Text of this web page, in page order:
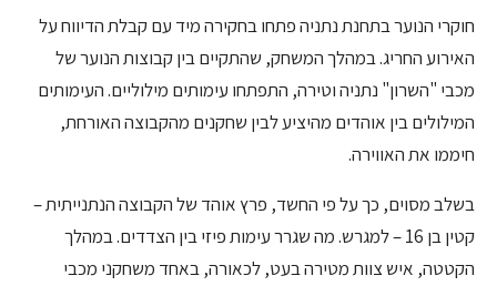
חוקרי הנוער בתחנת נתניה פתחו בחקירה מיד עם קבלת הדיווח על
האירוע החריג. במהלך המשחק, שהתקיים בין קבוצות הנוער של
מכבי "השרון" נתניה וטירה, התפתחו עימותים מילוליים. העימותים
המילולים בין אוהדים מהיציע לבין שחקנים מהקבוצה האורחת,
חיממו את האווירה.
בשלב מסוים, כך על פי החשד, פרץ אוהד של הקבוצה הנתנייתית –
קטין בן 16 – למגרש. מה שגרר עימות פיזי בין הצדדים. במהלך
הקטטה, איש צוות מטירה בעט, לכאורה, באחד משחקני מכבי